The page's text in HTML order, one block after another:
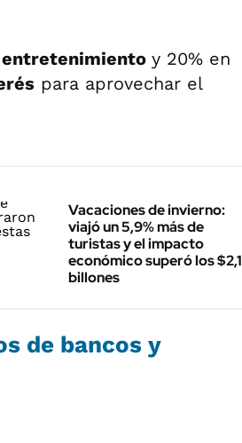
entretenimiento y 20% en
para aprovechar el
Vacaciones de invierno:
viajó un 5,9% más de
turistas y el impacto
económico superó los $2,1
billones
de bancos y